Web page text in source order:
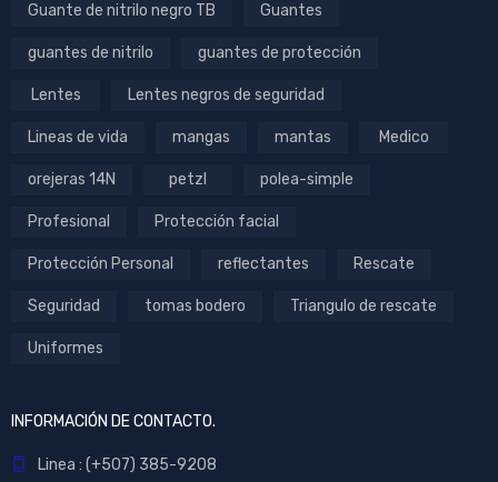
Guante de nitrilo negro TB Guantes
guantes de nitrilo guantes de protección
Lentes Lentes negros de seguridad
Lineas de vida mangas mantas Medico
orejeras 14N petzl polea-simple
Profesional Protección facial
Protección Personal reflectantes Rescate
Seguridad tomas bodero Triangulo de rescate
Uniformes
INFORMACIÓN DE CONTACTO.
Linea : (+507) 385-9208